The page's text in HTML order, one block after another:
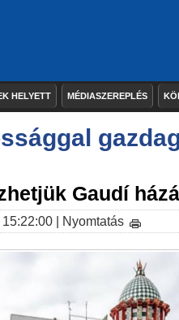
HELYETT MÉDIASZEREPLÉS
Gaudí
| Nyomtatás